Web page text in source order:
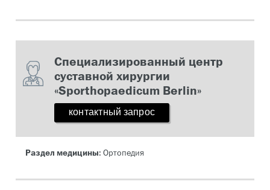
Cпециализированный центр
суставной хирургии
«Sporthopaedicum Berlin»
контактный запрос
Раздел медицины: Ортопедия